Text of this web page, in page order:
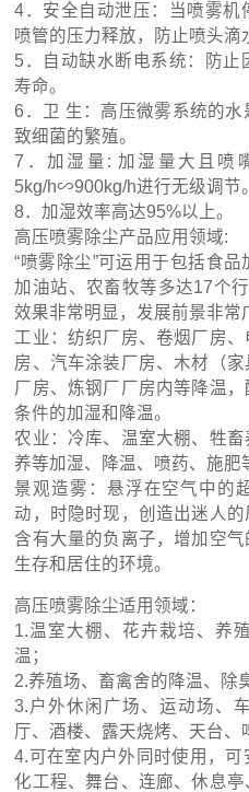
4．安全自动泄压：当喷雾机
喷管的压力释放，防止喷头滴
5．自动缺水断电系统：防止
寿命。
6．卫 生：高压微雾系统的
致细菌的繁殖。
7．加湿量: 加湿量大且喷
5kg/h∽900kg/h进行无级调节。
8．加湿效率高达95%以上。
高压喷雾除尘产品应用领域:
“喷雾除尘”可运用于包括食
加油站、农畜牧等多达17个
效果非常明显，发展前景非常
工业：纺织厂房、卷烟厂房
房、汽车涂装厂房、木材（
厂房、炼钢厂厂房内等降温
条件的加湿和降温。
农业：冷库、温室大棚、牲
养等加湿、降温、喷药、施肥
景观造雾：悬浮在空气中的
动，时隐时现，创造出迷人
含有大量的负离子，增加空
生存和居住的环境。
高压喷雾除尘适用领域：
1.温室大棚、花卉栽培、养
温；
2.养殖场、畜禽舍的降温、除
3.户外休闲广场、运动场、
厅、酒楼、露天烧烤、天台、
4.可在室内户外同时使用，
化工程、舞台、连廊、休息